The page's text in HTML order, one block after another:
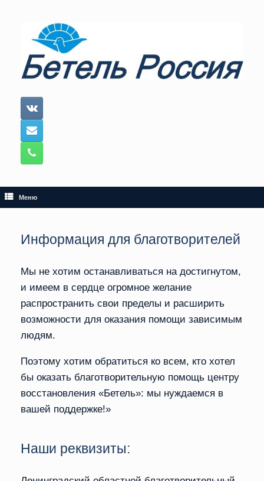
содержанию
Меню
Информация для благотворителей
Мы не хотим останавливаться на достигнутом,
и имеем в сердце огромное желание
распространить свои пределы и расширить
возможности для оказания помощи зависимым
людям.
Поэтому хотим обратиться ко всем, кто хотел
бы оказать благотворительную помощь центру
восстановления «Бетель»: мы нуждаемся в
вашей поддержке!»
Наши реквизиты: